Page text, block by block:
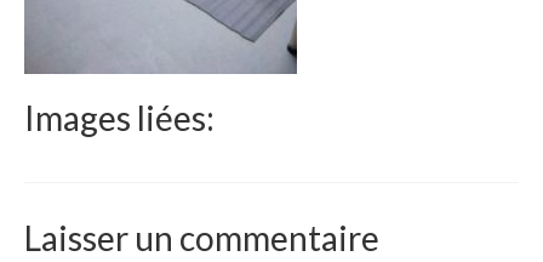
Images liées:
Laisser un commentaire